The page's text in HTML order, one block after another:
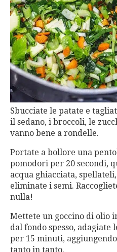
Sbucciate le patate e
il sedano, i broccoli, le
vanno bene a rondelle.
Portate a bollore una
pomodori per 20 secondi,
acqua ghiacciata,
eliminate i semi.
nulla!
Mettete un goccino di olio
dal fondo spesso,
per 15 minuti,
tanto in tanto.